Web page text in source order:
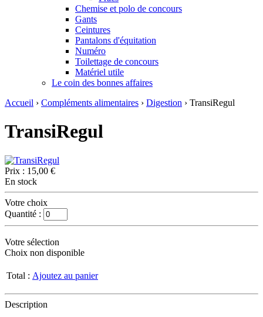
Chemise et polo de concours
Gants
Ceintures
Pantalons d'équitation
Numéro
Toilettage de concours
Matériel utile
Le coin des bonnes affaires
Accueil › Compléments alimentaires › Digestion › TransiRegul
TransiRegul
Prix : 15,00 €
En stock
Votre choix
Quantité :
Votre sélection
Choix non disponible
Total : Ajoutez au panier
Description